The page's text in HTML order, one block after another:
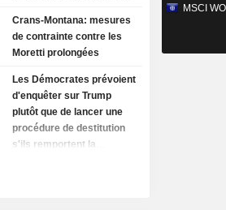
Oman
Crans-Montana: mesures
de contrainte contre les
Moretti prolongées
Les Démocrates prévoient
d'enquêter sur Trump
plutôt que de lancer une
procédure de destitution
s'ils remportent la
MSCI